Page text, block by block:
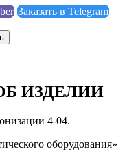
Заказать в Telegram
ИЗДЕЛИИ
4-04.
оборудования»